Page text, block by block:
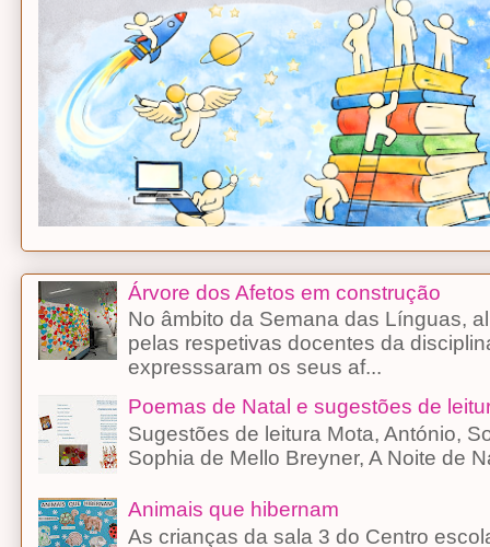
Árvore dos Afetos em construção
No âmbito da Semana das Línguas,
pelas respetivas docentes da
expresssaram os seus af...
Poemas de Natal e sugestões de
Sugestões de leitura Mota, António,
Sophia de Mello Breyner, A Noite
Animais que hibernam
As crianças da sala 3 do Centro